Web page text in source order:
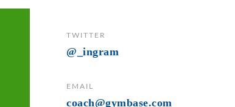
TWITTER
@_ingram
EMAIL
coach@gymbase.com